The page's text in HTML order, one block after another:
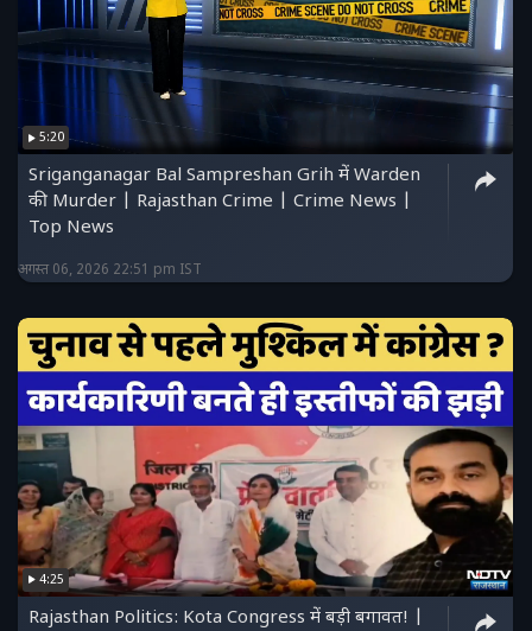
5:20
Sriganganagar Bal Sampreshan Grih में Warden
की Murder | Rajasthan Crime | Crime News |
Top News
अगस्त 06, 2026 22:51 pm IST
4:25
Rajasthan Politics: Kota Congress में बड़ी बगावत! |